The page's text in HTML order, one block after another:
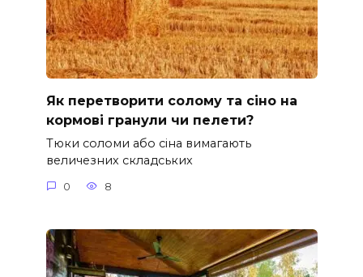
Як перетворити солому та сіно на
кормові гранули чи пелети?
Тюки соломи або сіна вимагають
величезних складських
0 8